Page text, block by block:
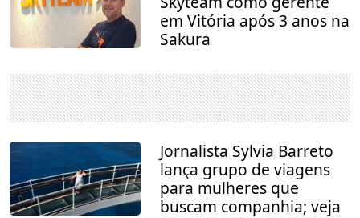
em Vitória após 3 anos na
Sakura
Jornalista Sylvia Barreto
lança grupo de viagens
para mulheres que
buscam companhia; veja